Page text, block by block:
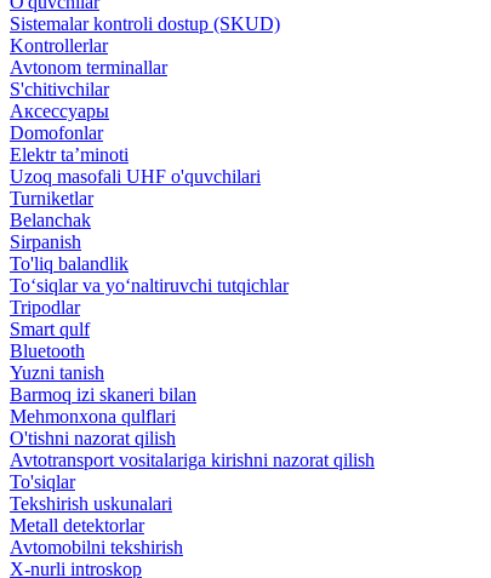
Sistemalar kontroli dostup (SKUD)
Kontrollerlar
Avtonom terminallar
S'chitivchilar
Аксессуары
Domofonlar
Elektr ta’minoti
Uzoq masofali UHF o'quvchilari
Turniketlar
Belanchak
Sirpanish
To'liq balandlik
To‘siqlar va yo‘naltiruvchi tutqichlar
Tripodlar
Smart qulf
Bluetooth
Yuzni tanish
Barmoq izi skaneri bilan
Mehmonxona qulflari
O'tishni nazorat qilish
Avtotransport vositalariga kirishni nazorat qilish
To'siqlar
Tekshirish uskunalari
Metall detektorlar
Avtomobilni tekshirish
X-nurli introskop